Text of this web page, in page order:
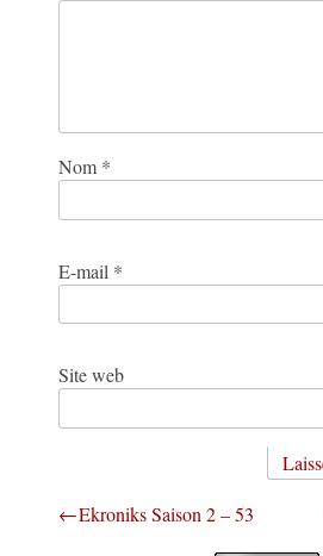
Nom *
E-mail *
Site web
Navigation
Ekroniks Saison 2 – 53